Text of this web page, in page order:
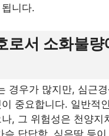
니다.
로서 소화불
경우가 많지만, 심근
중요합니다. 일반적
, 그 위험성은 천양
답답함, 식은땀 등